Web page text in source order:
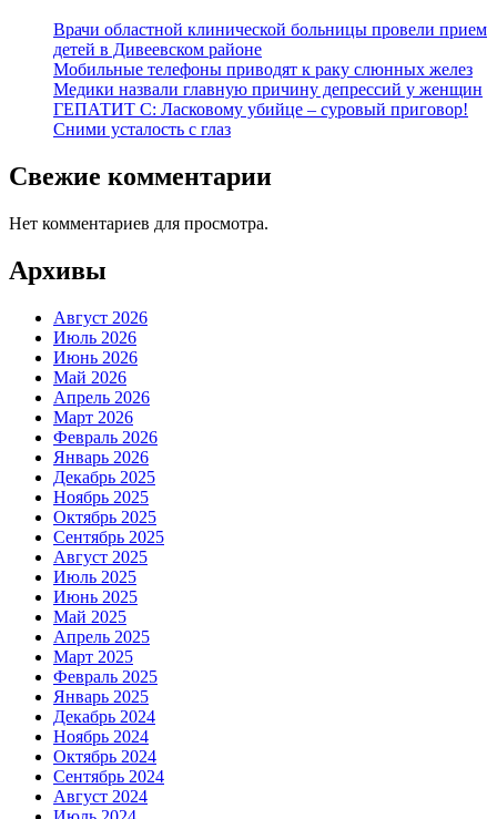
Врачи областной клинической больницы провели прием
детей в Дивеевском районе
Мобильные телефоны приводят к раку слюнных желез
Медики назвали главную причину депрессий у женщин
ГЕПАТИТ С: Ласковому убийце – суровый приговор!
Сними усталость с глаз
Свежие комментарии
Нет комментариев для просмотра.
Архивы
Август 2026
Июль 2026
Июнь 2026
Май 2026
Апрель 2026
Март 2026
Февраль 2026
Январь 2026
Декабрь 2025
Ноябрь 2025
Октябрь 2025
Сентябрь 2025
Август 2025
Июль 2025
Июнь 2025
Май 2025
Апрель 2025
Март 2025
Февраль 2025
Январь 2025
Декабрь 2024
Ноябрь 2024
Октябрь 2024
Сентябрь 2024
Август 2024